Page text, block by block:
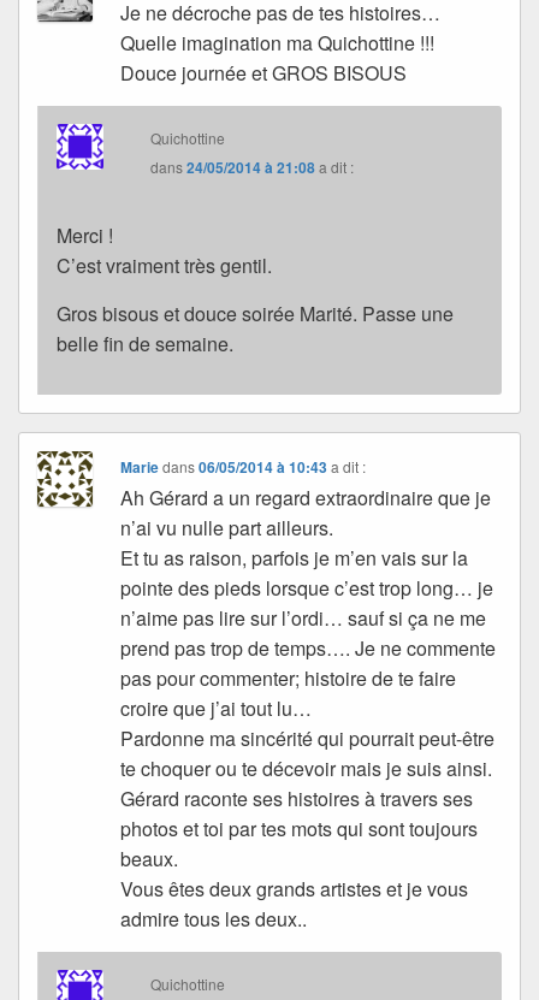
Je ne décroche pas de tes histoires…
Quelle imagination ma Quichottine !!!
Douce journée et GROS BISOUS
Quichottine
dans24/05/2014 à 21:08a dit :
Merci !
C’est vraiment très gentil.
Gros bisous et douce soirée Marité. Passe une
belle fin de semaine.
Mariedans06/05/2014 à 10:43 a dit :
Ah Gérard a un regard extraordinaire que je
n’ai vu nulle part ailleurs.
Et tu as raison, parfois je m’en vais sur la
pointe des pieds lorsque c’est trop long… je
n’aime pas lire sur l’ordi… sauf si ça ne me
prend pas trop de temps…. Je ne commente
pas pour commenter; histoire de te faire
croire que j’ai tout lu…
Pardonne ma sincérité qui pourrait peut-être
te choquer ou te décevoir mais je suis ainsi.
Gérard raconte ses histoires à travers ses
photos et toi par tes mots qui sont toujours
beaux.
Vous êtes deux grands artistes et je vous
admire tous les deux..
Quichottine